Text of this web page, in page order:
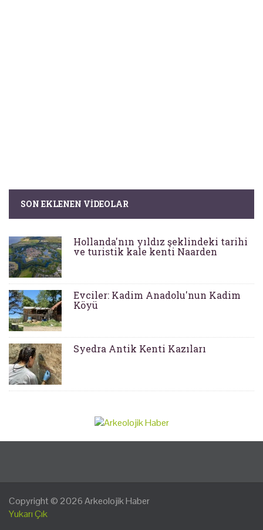
SON EKLENEN VIDEOLAR
Hollanda'nın yıldız şeklindeki tarihi
ve turistik kale kenti Naarden
Evciler: Kadim Anadolu'nun Kadim
Köyü
Syedra Antik Kenti Kazıları
Copyright © 2026Arkeolojik Haber
Yukarı Çık